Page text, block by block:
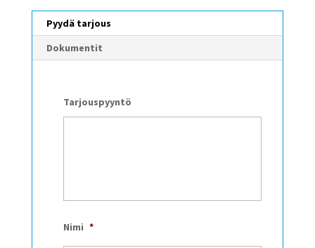
Pyydä tarjous
Dokumentit
Tarjouspyyntö
Nimi *